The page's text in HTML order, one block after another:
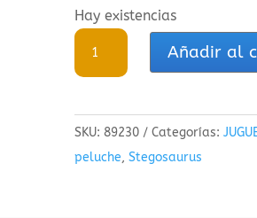
Hay existencias
Marioneta
en
huevo
Stegosaurus
Añadir al
SKU:89230 Categorías:
peluche,Stegosaurus